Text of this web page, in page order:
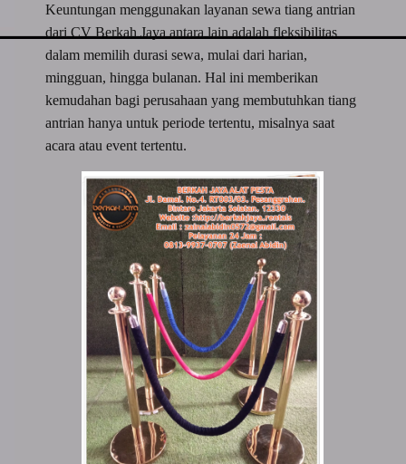
Keuntungan menggunakan layanan sewa tiang antrian
dari CV Berkah Jaya antara lain adalah fleksibilitas
dalam memilih durasi sewa, mulai dari harian,
mingguan, hingga bulanan. Hal ini memberikan
kemudahan bagi perusahaan yang membutuhkan tiang
antrian hanya untuk periode tertentu, misalnya saat
acara atau event tertentu.